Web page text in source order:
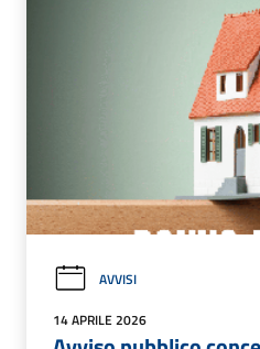
AVVISI
14 APRILE 2026